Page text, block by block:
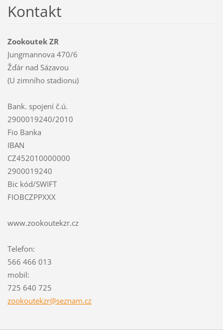
Kontakt
Zookoutek ZR
Jungmannova 470/6
Žďár nad Sázavou
(U zimního stadionu)
Bank. spojení č.ú.
2900019240/2010
Fio Banka
IBAN
CZ452010000000
2900019240
Bic kód/SWIFT
FIOBCZPPXXX
www.zookoutekzr.cz
Telefon:
566 466 013
mobil:
725 640 725
zookoutekzr@seznam.cz